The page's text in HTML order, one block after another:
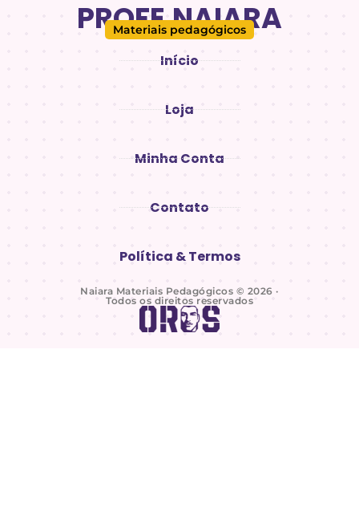
PROFE.NAIARA
Materiais pedagógicos
Início
Loja
Minha Conta
Contato
Política & Termos
Naiara Materiais Pedagógicos © 2026 ·
Todos os direitos reservados